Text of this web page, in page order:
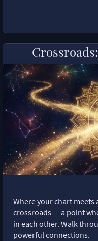
Where your chart meets
crossroads — a point
in each other. Walk
powerful connections.